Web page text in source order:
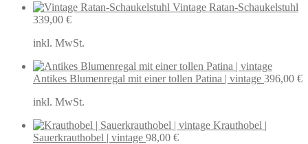
Vintage Ratan-Schaukelstuhl
339,00 €
inkl. MwSt.
Antikes Blumenregal mit einer tollen Patina | vintage 396,00 €
inkl. MwSt.
Krauthobel |
Sauerkrauthobel | vintage 98,00 €